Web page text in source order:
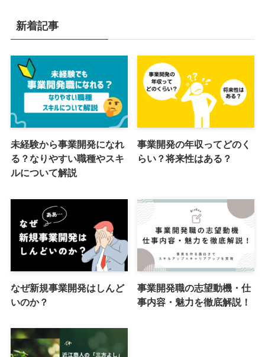
新着記事
未経験から事業開発になれ
る？なりやすい職種やスキ
ルについて解説
事業開発の年収ってどのく
らい？将来性はある？
なぜ新規事業開発はしんど
いのか？
事業開発職の志望動機・仕
事内容・魅力を徹底解説！